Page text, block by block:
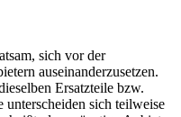
sich vor der
auseinanderzusetzen.
Ersatzteile bzw.
unterscheiden sich teilweise